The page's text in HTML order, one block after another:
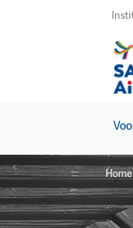
Home